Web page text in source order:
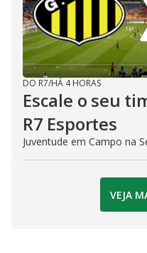
DO R7/HÁ 4 HORAS
Escale o seu
R7 Esportes
Juventude em Campo na
VEJA